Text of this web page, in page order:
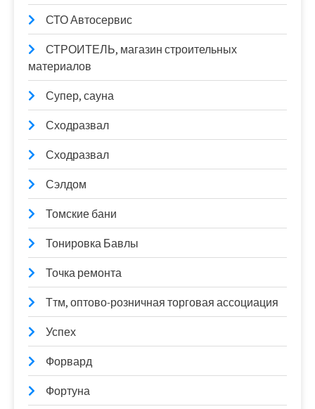
СТО Автосервис
СТРОИТЕЛЬ, магазин строительных
материалов
Супер, сауна
Сходразвал
Сходразвал
Сэлдом
Томские бани
Тонировка Бавлы
Точка ремонта
Ттм, оптово-розничная торговая ассоциация
Успех
Форвард
Фортуна